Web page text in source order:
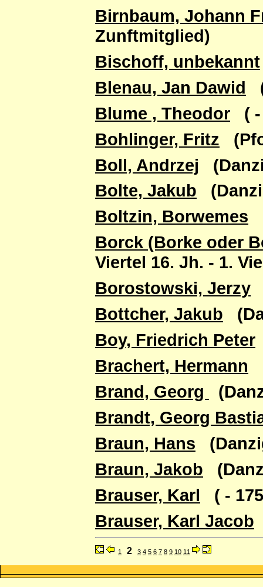
Birnbaum, Johann
Zunftmitglied)
Bischoff, unbekannt
Blenau, Jan Dawid
Blume , Theodor ( -
Bohlinger, Fritz
Boll, Andrzej
Bolte, Jakub
Boltzin, Borwemes
Borck (Borke oder
Viertel 16. Jh. - 1.
Borostowski, Jerzy
Bottcher, Jakub
Boy, Friedrich Peter
Brachert, Hermann
Brand, Georg
Brandt, Georg
Braun, Hans
Braun, Jakob
Brauser, Karl ( -
Brauser, Karl Jacob
1 2 3 4 5 6 7 8 9 10 11